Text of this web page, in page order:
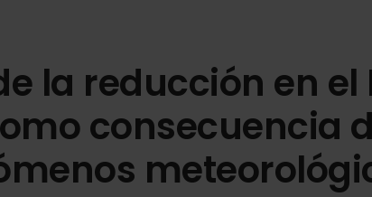
la reducción en el
consecuencia